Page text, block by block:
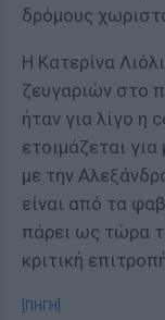
δρόμους
Η Κατερίνα
ζευγαριών στο
ήταν για λίγο η
ετοιμάζεται
με την
είναι από τα
πάρει ως τώρα
κριτική
[ΠΗΓΗ]